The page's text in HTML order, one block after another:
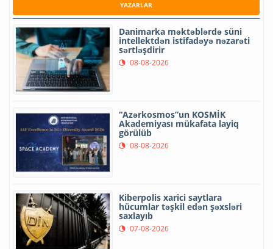
YAZARLAR
Danimarka məktəblərdə süni
intellektdən istifadəyə nəzarəti
sərtləşdirir
08-08-2026
“Azərkosmos”un KOSMİK
Akademiyası mükafata layiq
görülüb
08-08-2026
Kiberpolis xarici saytlara
hücumlar təşkil edən şəxsləri
saxlayıb
07-08-2026